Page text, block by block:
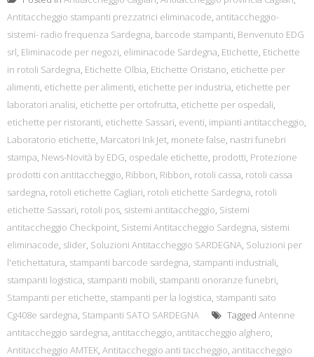
Antitaccheggio stampanti prezzatrici eliminacode, antitaccheggio-
sistemi- radio frequenza Sardegna, barcode stampanti, Benvenuto EDG
srl, Eliminacode per negozi, eliminacode Sardegna, Etichette, Etichette
in rotoli Sardegna, Etichette Olbia, Etichette Oristano, etichette per
alimenti, etichette per alimenti, etichette per industria, etichette per
laboratori analisi, etichette per ortofrutta, etichette per ospedali,
etichette per ristoranti, etichette Sassari, eventi, impianti antitaccheggio,
Laboratorio etichette, Marcatori Ink Jet, monete false, nastri funebri
stampa, News-Novità by EDG, ospedale etichette, prodotti, Protezione
prodotti con antitaccheggio, Ribbon, Ribbon, rotoli cassa, rotoli cassa
sardegna, rotoli etichette Cagliari, rotoli etichette Sardegna, rotoli
etichette Sassari, rotoli pos, sistemi antitaccheggio, Sistemi
antitaccheggio Checkpoint, Sistemi Antitaccheggio Sardegna, sistemi
eliminacode, slider, Soluzioni Antitaccheggio SARDEGNA, Soluzioni per
l'etichettatura, stampanti barcode sardegna, stampanti industriali,
stampanti logistica, stampanti mobili, stampanti onoranze funebri,
Stampanti per etichette, stampanti per la logistica, stampanti sato
Cg408e sardegna, Stampanti SATO SARDEGNA Tagged Antenne
antitaccheggio sardegna, antitaccheggio, antitaccheggio alghero,
Antitaccheggio AMTEK, Antitaccheggio anti taccheggio, antitaccheggio